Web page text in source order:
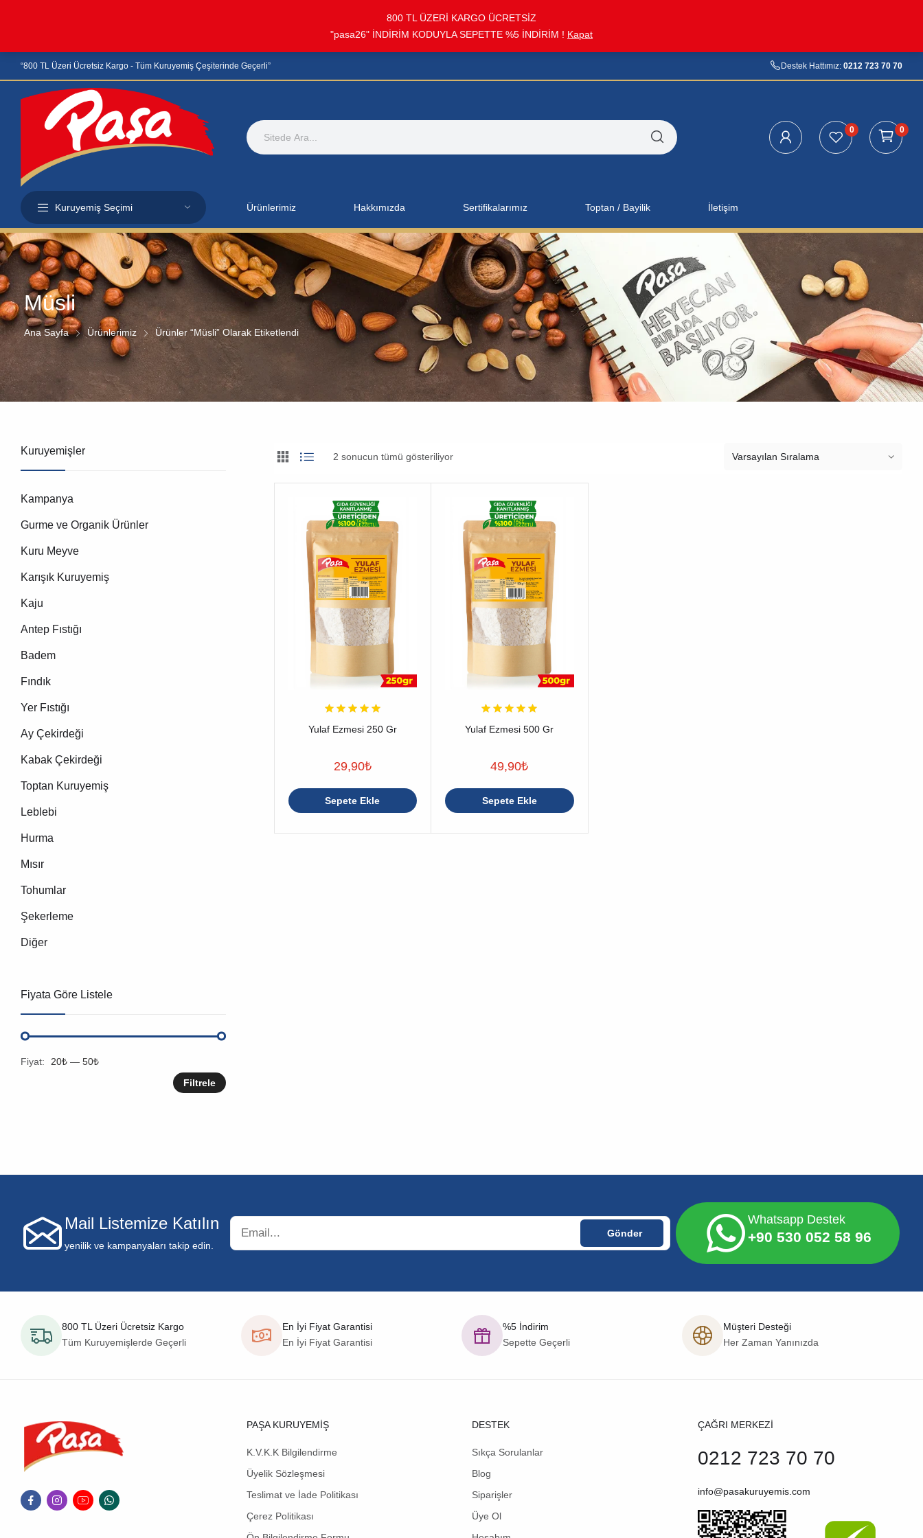
800 TL ÜZERİ KARGO ÜCRETSİZ
"pasa26" İNDİRİM KODUYLA SEPETTE %5 İNDİRİM ! Kapat
“800 TL Üzeri Ücretsiz Kargo - Tüm Kuruyemiş Çeşiterinde Geçerli” Destek Hattımız: 0212 723 70 70
0 0
Kuruyemiş Seçimi Ürünlerimiz Hakkımızda Sertifikalarımız Toptan / Bayilik İletişim
Müsli
Ana Sayfa Ürünlerimiz Ürünler “müsli” Olarak Etiketlendi
2 sonucun tümü gösteriliyor
Yulaf Ezmesi 250 Gr
29,90₺
Sepete Ekle
Yulaf Ezmesi 500 Gr
49,90₺
Sepete Ekle
Kuruyemişler
Kampanya
Gurme ve Organik Ürünler
Kuru Meyve
Karışık Kuruyemiş
Kaju
Antep Fıstığı
Badem
Fındık
Yer Fıstığı
Ay Çekirdeği
Kabak Çekirdeği
Toptan Kuruyemiş
Leblebi
Hurma
Mısır
Tohumlar
Şekerleme
Diğer
Fiyata Göre Listele
Fiyat: 20₺ — 50₺
Filtrele
Mail Listemize Katılın
yenilik ve kampanyaları takip edin.
Whatsapp Destek
+90 530 052 58 96
800 TL Üzeri Ücretsiz Kargo
Tüm Kuruyemişlerde Geçerli
En İyi Fiyat Garantisi
En İyi Fiyat Garantisi
%5 İndirim
Sepette Geçerli
Müşteri Desteği
Her Zaman Yanınızda
PAŞA KURUYEMİŞ
K.V.K.K Bilgilendirme
Üyelik Sözleşmesi
Teslimat ve İade Politikası
Çerez Politikası
DESTEK
Sıkça Sorulanlar
Blog
Siparişler
Üye Ol
ÇAĞRI MERKEZİ
0212 723 70 70
info@pasakuruyemis.com